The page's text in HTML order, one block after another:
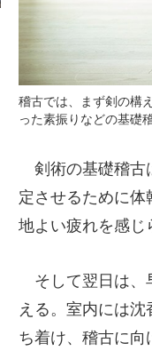
稽古では、まず剣の構
った素振りなどの基礎
剣術の基礎稽古
定させるために
地よい疲れを感じ
そして翌日は、
える。室内には
ち着け、稽古に向